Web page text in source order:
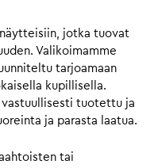
jotka tuovat
Valikoimamme
tarjoamaan
kupillisella.
vastuullisesti tuotettu ja
ja parasta laatua.
tai